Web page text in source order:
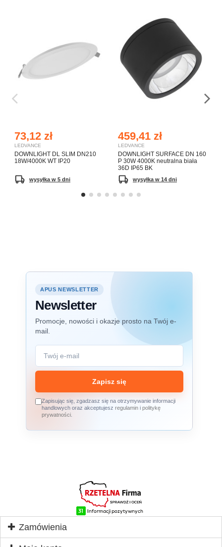
73,12 zł
LEDVANCE
DOWNLIGHT DL SLIM DN210
18W/4000K WT IP20
wysyłka w 5 dni
459,41 zł
LEDVANCE
DOWNLIGHT SURFACE DN 160
P 30W 4000K neutralna biała
36D IP65 BK
wysyłka w 14 dni
APUS NEWSLETTER
Newsletter
Promocje, nowości i okazje prosto na Twój e-
mail.
Zapisz się
Zapisując się, zgadzasz się na otrzymywanie informacji
handlowych oraz akceptujesz regulamin i politykę
prywatności
Zamówienia